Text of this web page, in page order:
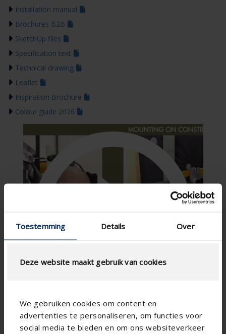
Toestemming Details Over
Deze website maakt gebruik van cookies
We gebruiken cookies om content en
advertenties te personaliseren, om functies voor
social media te bieden en om ons websiteverkeer
Installation manual
Brochures B2B
SketchUp files
Specification text
Technical drawing
Leaflet
Inspiration Brochure
Colour guide 2026
